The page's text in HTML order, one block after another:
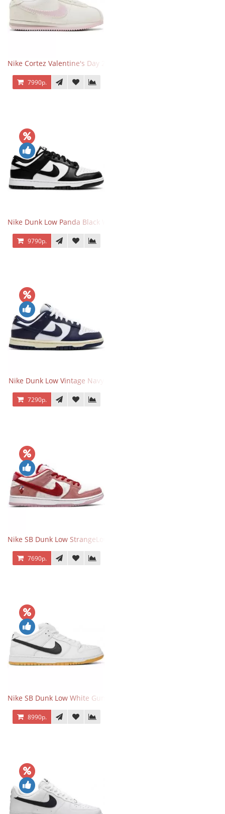
Nike Cortez Valentine's Day 2025
7990р.
Nike Dunk Low Panda Black White
9790р.
Nike Dunk Low Vintage Navy
7290р.
Nike SB Dunk Low StrangeLove Valentine's Day
7690р.
Nike SB Dunk Low White Gum
8990р.